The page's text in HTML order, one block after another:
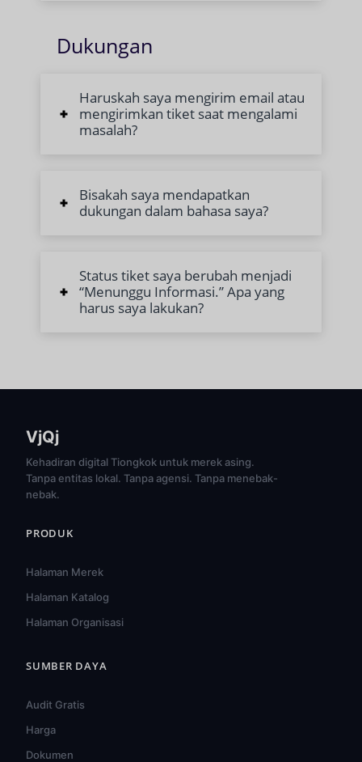
Dukungan
Haruskah saya mengirim email atau
mengirimkan tiket saat mengalami
masalah?
Bisakah saya mendapatkan
dukungan dalam bahasa saya?
Status tiket saya berubah menjadi
“Menunggu Informasi.” Apa yang
harus saya lakukan?
VjQj
Kehadiran digital Tiongkok untuk merek asing.
Tanpa entitas lokal. Tanpa agensi. Tanpa menebak-
nebak.
PRODUK
Halaman Merek
Halaman Katalog
Halaman Organisasi
SUMBER DAYA
Audit Gratis
Harga
Dokumen